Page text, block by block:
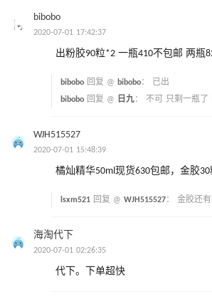
bibobo
2020-07-01 17:42:37
出粉胶90粒*2 一瓶410不包邮 两瓶
bibobo 回复 @ bibobo：
已出
bibobo 回复 @ 日九： 不可 只剩一瓶了
WJH515527
2020-07-01 15:48:39
橘灿精华50ml现货630包邮，金胶30
lsxm521 回复 @ WJH515527： 金胶还有
海淘代下
2020-07-01 02:26:35
代下。下单超快